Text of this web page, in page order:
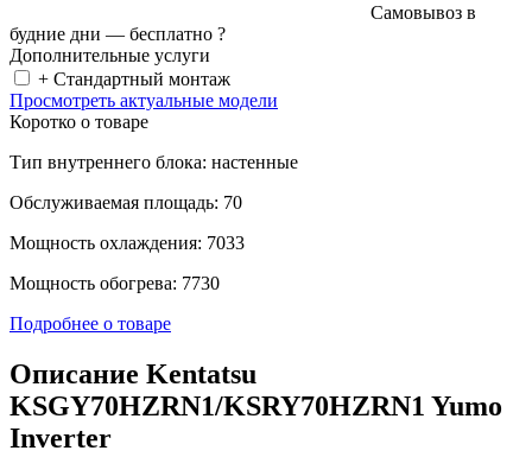
Самовывоз в
будние дни — бесплатно ?
Дополнительные услуги
+ Стандартный монтаж
Просмотреть актуальные модели
Коротко о товаре
Тип внутреннего блока: настенные
Обслуживаемая площадь: 70
Мощность охлаждения: 7033
Мощность обогрева: 7730
Подробнее о товаре
Описание Kentatsu
KSGY70HZRN1/KSRY70HZRN1 Yumo
Inverter